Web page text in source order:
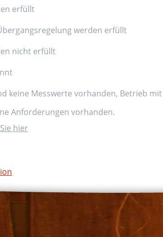
erfüllt
werden erfüllt
nicht erfüllt
keine Messwerte vorhanden, Betrieb
Anforderungen vorhanden.
hier